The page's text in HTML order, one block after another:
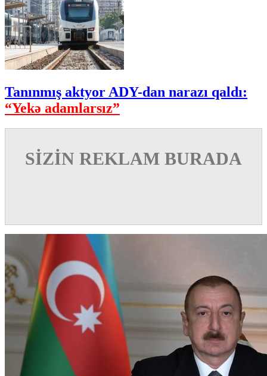
Tanınmış aktyor ADY-dan narazı qaldı:
“Yekə adamlarsız”
SİZİN REKLAM BURADA